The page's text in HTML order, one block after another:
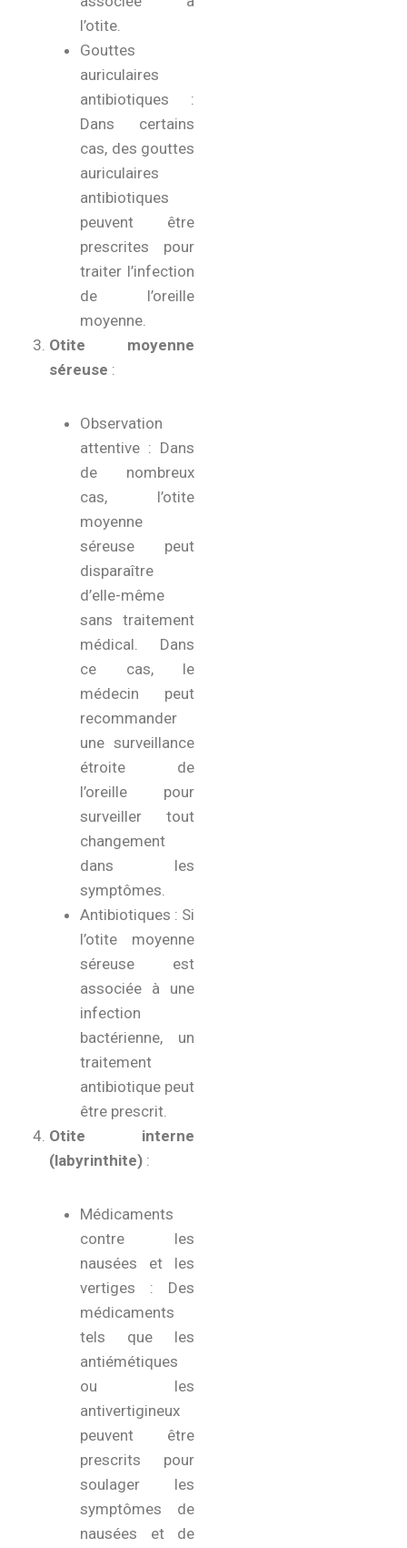
l’otite.
Gouttes
auriculaires
antibiotiques :
Dans certains
cas, des gouttes
auriculaires
antibiotiques
peuvent être
prescrites pour
traiter l’infection
de l’oreille
moyenne.
Otite moyenne
séreuse :
Observation
attentive : Dans
de nombreux
cas, l’otite
moyenne
séreuse peut
disparaître
d’elle-même
sans traitement
médical. Dans
ce cas, le
médecin peut
recommander
une surveillance
étroite de
l’oreille pour
surveiller tout
changement
dans les
symptômes.
Antibiotiques : Si
l’otite moyenne
séreuse est
associée à une
infection
bactérienne, un
traitement
antibiotique peut
être prescrit.
Otite interne
(labyrinthite) :
Médicaments
contre les
nausées et les
vertiges : Des
médicaments
tels que les
antiémétiques
ou les
antivertigineux
peuvent être
prescrits pour
soulager les
symptômes de
nausées et de